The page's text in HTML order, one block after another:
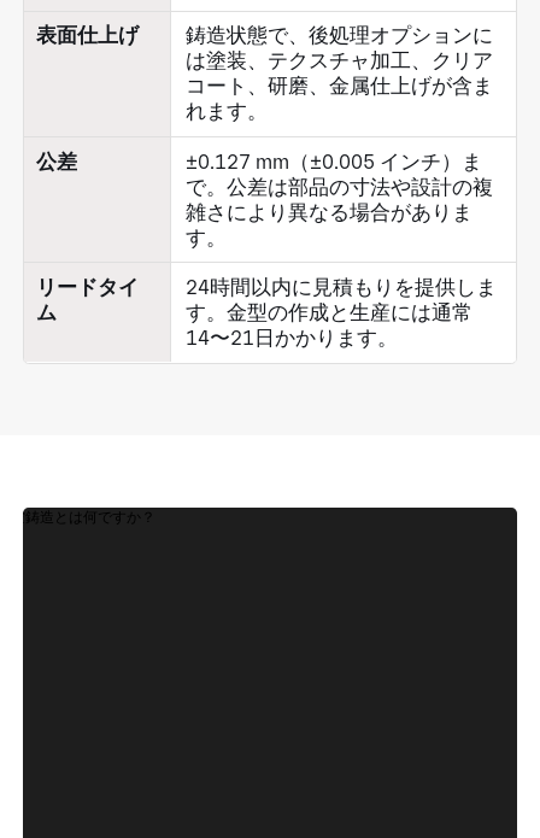
表面仕上げ
鋳造状態で、後処理オプションに
は塗装、テクスチャ加工、クリア
コート、研磨、金属仕上げが含ま
れます。
公差
±0.127 mm（±0.005 インチ）ま
で。公差は部品の寸法や設計の複
雑さにより異なる場合がありま
す。
リードタイ
ム
24時間以内に見積もりを提供しま
す。金型の作成と生産には通常
14〜21日かかります。